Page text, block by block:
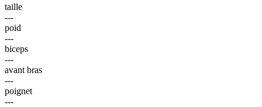
taille
---
poid
---
biceps
---
avant bras
---
poignet
---